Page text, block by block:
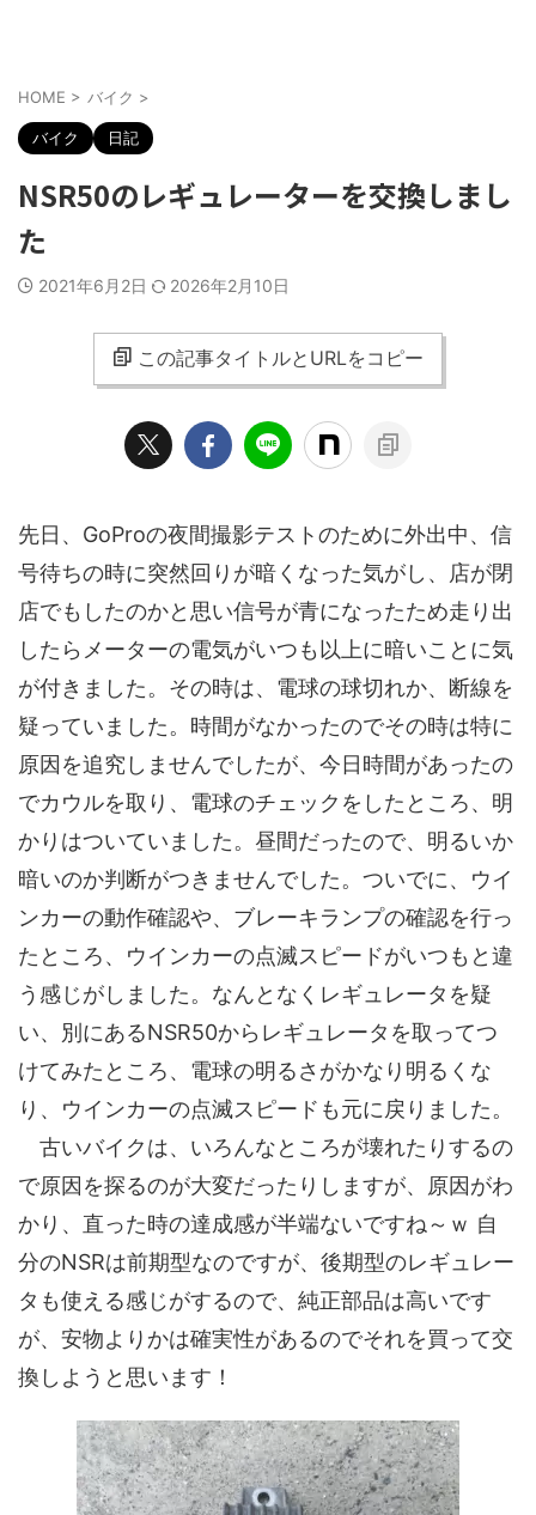
HOME > バイク >
バイク 日記
NSR50のレギュレーターを交換しまし
た
2021年6月2日 2026年2月10日
この記事タイトルとURLをコピー
先日、GoProの夜間撮影テストのために外出中、信
号待ちの時に突然回りが暗くなった気がし、店が閉
店でもしたのかと思い信号が青になったため走り出
したらメーターの電気がいつも以上に暗いことに気
が付きました。その時は、電球の球切れか、断線を
疑っていました。時間がなかったのでその時は特に
原因を追究しませんでしたが、今日時間があったの
でカウルを取り、電球のチェックをしたところ、明
かりはついていました。昼間だったので、明るいか
暗いのか判断がつきませんでした。ついでに、ウイ
ンカーの動作確認や、ブレーキランプの確認を行っ
たところ、ウインカーの点滅スピードがいつもと違
う感じがしました。なんとなくレギュレータを疑
い、別にあるNSR50からレギュレータを取ってつ
けてみたところ、電球の明るさがかなり明るくな
り、ウインカーの点滅スピードも元に戻りました。
古いバイクは、いろんなところが壊れたりするの
で原因を探るのが大変だったりしますが、原因がわ
かり、直った時の達成感が半端ないですね～ｗ 自
分のNSRは前期型なのですが、後期型のレギュレー
タも使える感じがするので、純正部品は高いです
が、安物よりかは確実性があるのでそれを買って交
換しようと思います！